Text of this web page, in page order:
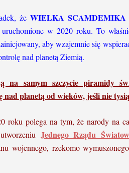
żeWIELKA SCAMDEMIKA
uruchomione w 2020 roku. To
aby wzajemnie się
nad planetą Ziemią.
na samym szczycie piramidy
nad planetą od wieków, jeśli nie
roku polega na tym, że narody na
Jednego Rządu
wojennego, rzekomo